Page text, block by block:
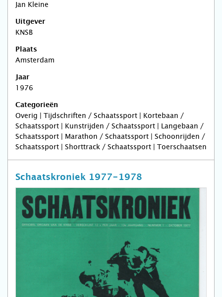
Jan Kleine
Uitgever
KNSB
Plaats
Amsterdam
Jaar
1976
Categorieën
Overig | Tijdschriften / Schaatssport | Kortebaan /
Schaatssport | Kunstrijden / Schaatssport | Langebaan /
Schaatssport | Marathon / Schaatssport | Schoonrijden /
Schaatssport | Shorttrack / Schaatssport | Toerschaatsen
Schaatskroniek 1977-1978